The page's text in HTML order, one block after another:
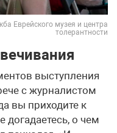
Еврейского музея и центра
толерантности
выступления
с журналистом
вы приходите к
догадаетесь, о чем